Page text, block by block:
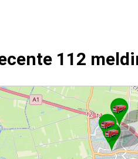
112
recente 112 meldingen.